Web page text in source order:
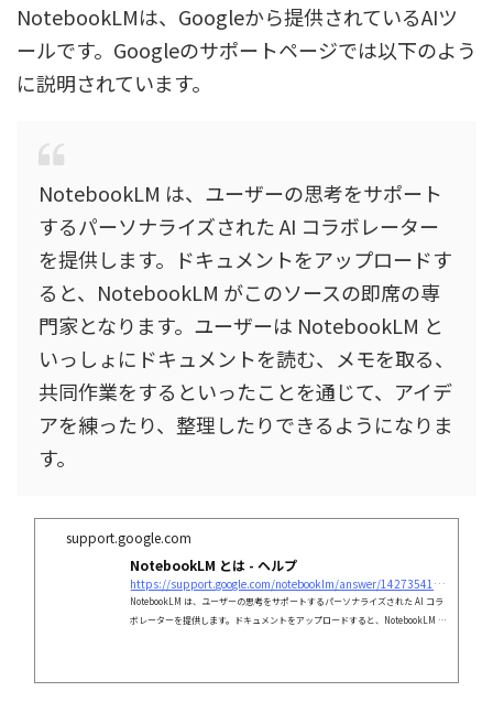
NotebookLMは、Googleから提供されているAIツ
ールです。Googleのサポートページでは以下のよう
に説明されています。
NotebookLM は、ユーザーの思考をサポート
するパーソナライズされた AI コラボレーター
を提供します。ドキュメントをアップロードす
ると、NotebookLM がこのソースの即席の専
門家となります。ユーザーは NotebookLM と
いっしょにドキュメントを読む、メモを取る、
共同作業をするといったことを通じて、アイデ
アを練ったり、整理したりできるようになりま
す。
support.google.com
NotebookLM とは - ヘルプ
https://support.google.com/notebooklm/answer/14273541?hl=ja&#038;ref_topic=14272891,14272180,&#038;sjid=7468675901044937557-AP&#038;visit_id=638638836008767265-1387512321&#038;rd=1
NotebookLM は、ユーザーの思考をサポートするパーソナライズされた AI コラ
ボレーターを提供します。ドキュメントをアップロードすると、NotebookLM が